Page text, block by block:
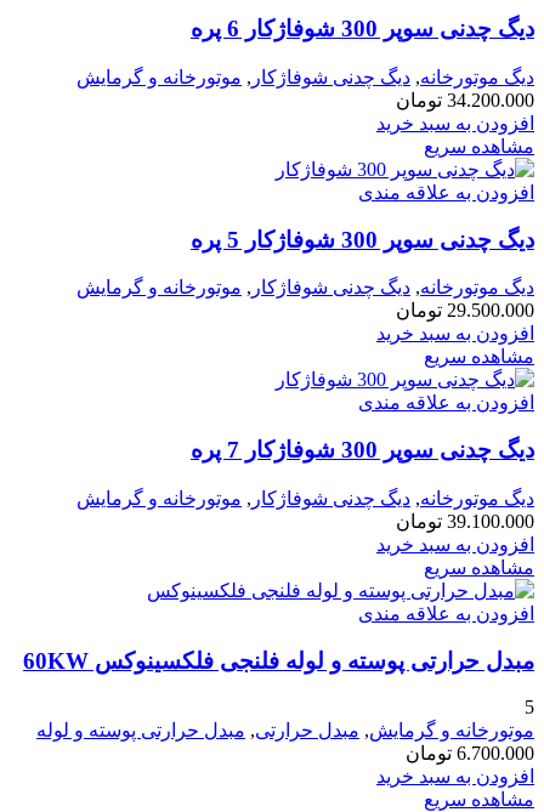
دیگ چدنی سوپر 300 شوفاژکار 6 پره
دیگ موتورخانه, دیگ چدنی شوفاژکار , موتورخانه و گرمایش
34.200.000 تومان
افزودن به سبد خرید
مشاهده سریع
افزودن به علاقه مندی
دیگ چدنی سوپر 300 شوفاژکار 5 پره
دیگ موتورخانه, دیگ چدنی شوفاژکار , موتورخانه و گرمایش
29.500.000 تومان
افزودن به سبد خرید
مشاهده سریع
افزودن به علاقه مندی
دیگ چدنی سوپر 300 شوفاژکار 7 پره
دیگ موتورخانه, دیگ چدنی شوفاژکار , موتورخانه و گرمایش
39.100.000 تومان
افزودن به سبد خرید
مشاهده سریع
افزودن به علاقه مندی
مبدل حرارتی پوسته و لوله فلنجی فلکسینوکس 60KW
5
موتورخانه و گرمایش, مبدل حرارتی, مبدل حرارتی پوسته و لوله
6.700.000 تومان
افزودن به سبد خرید
مشاهده سریع